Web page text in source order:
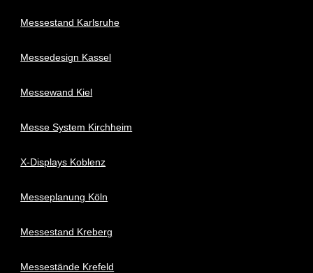
Messestand Karlsruhe
Messedesign Kassel
Messewand Kiel
Messe System Kirchheim
X-Displays Koblenz
Messeplanung Köln
Messestand Kreberg
Messestände Krefeld